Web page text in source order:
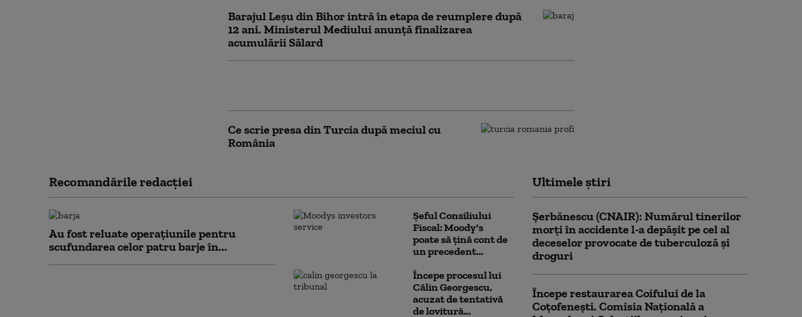
Barajul Leșu din Bihor intră în etapa de reumplere după
12 ani. Ministerul Mediului anunță finalizarea
acumulării Sălard
Ce scrie presa din Turcia după meciul cu
România
Recomandările redacţiei
Au fost reluate operațiunile pentru
scufundarea celor patru barje în...
Șeful Consiliului
Fiscal: Moody's
poate să țină cont de
un precedent...
Începe procesul lui
Călin Georgescu,
acuzat de tentativă
de lovitură...
Ultimele știri
Şerbănescu (CNAIR): Numărul tinerilor
morţi în accidente l-a depăşit pe cel al
deceselor provocate de tuberculoză şi
droguri
Începe restaurarea Coifului de la
Coțofenești. Comisia Naţională a